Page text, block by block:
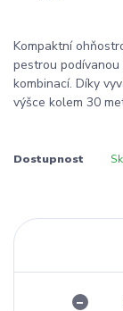
Kompaktní
pestrou
kombinací. Díky
výšce kolem 30
Dostupnost